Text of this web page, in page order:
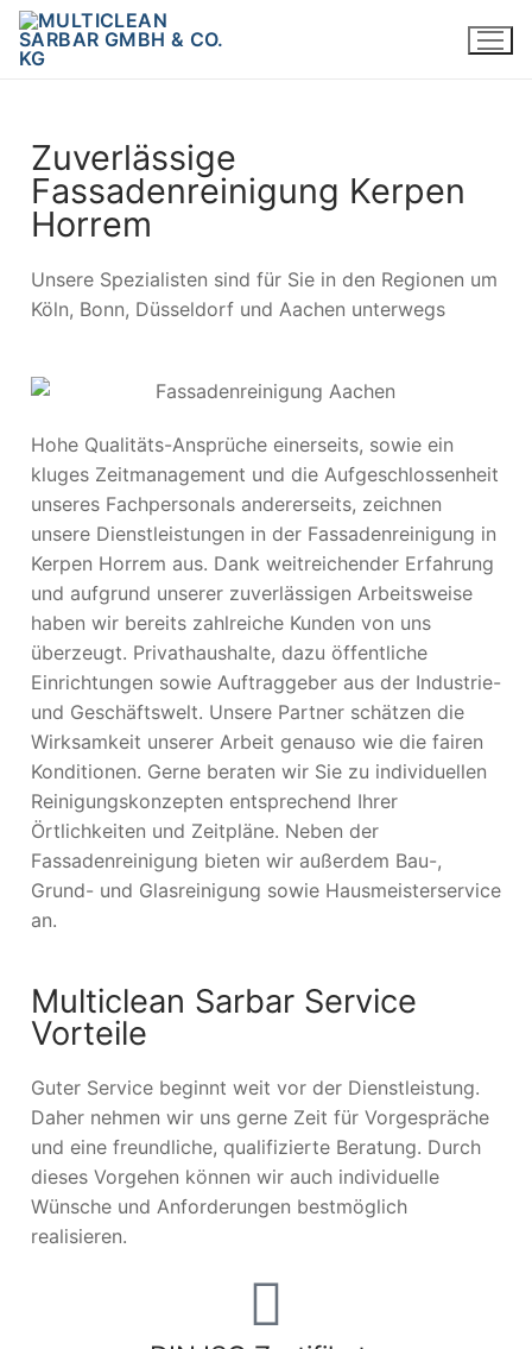
Zuverlässige
Fassadenreinigung Kerpen
Horrem
Unsere Spezialisten sind für Sie in den Regionen um
Köln, Bonn, Düsseldorf und Aachen unterwegs
Hohe Qualitäts-Ansprüche einerseits, sowie ein
kluges Zeitmanagement und die Aufgeschlossenheit
unseres Fachpersonals andererseits, zeichnen
unsere Dienstleistungen in der Fassadenreinigung in
Kerpen Horrem aus. Dank weitreichender Erfahrung
und aufgrund unserer zuverlässigen Arbeitsweise
haben wir bereits zahlreiche Kunden von uns
überzeugt. Privathaushalte, dazu öffentliche
Einrichtungen sowie Auftraggeber aus der Industrie-
und Geschäftswelt. Unsere Partner schätzen die
Wirksamkeit unserer Arbeit genauso wie die fairen
Konditionen. Gerne beraten wir Sie zu individuellen
Reinigungskonzepten entsprechend Ihrer
Örtlichkeiten und Zeitpläne. Neben der
Fassadenreinigung bieten wir außerdem Bau-,
Grund- und Glasreinigung sowie Hausmeisterservice
an.
Multiclean Sarbar Service
Vorteile
Guter Service beginnt weit vor der Dienstleistung.
Daher nehmen wir uns gerne Zeit für Vorgespräche
und eine freundliche, qualifizierte Beratung. Durch
dieses Vorgehen können wir auch individuelle
Wünsche und Anforderungen bestmöglich
realisieren.